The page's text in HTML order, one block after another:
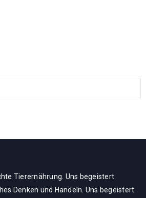
Tierernährung. Uns begeistert
Denken und Handeln. Uns begeistert